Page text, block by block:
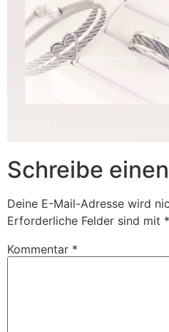
Schreibe
Deine E-Mail-Adresse wird
Erforderliche Felder sind mit *
Kommentar *